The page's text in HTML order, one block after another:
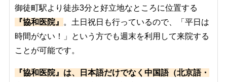
御徒町駅より徒歩3分と好立地なところに位置する
『協和医院』
。土日祝日も行っているので、「平日は
時間がない！」という方でも週末を利用して来院する
ことが可能です。
『協和医院』は、日本語だけでなく中国語（北京語・